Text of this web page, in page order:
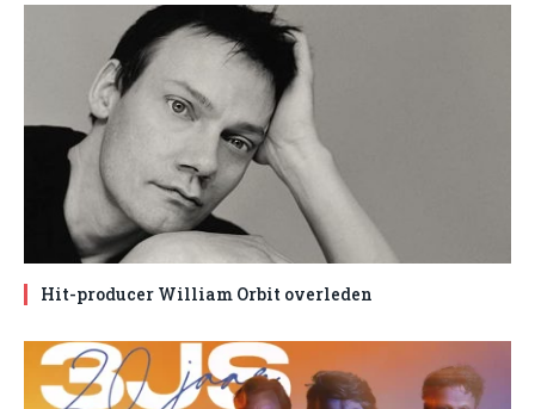
Hit-producer William Orbit overleden